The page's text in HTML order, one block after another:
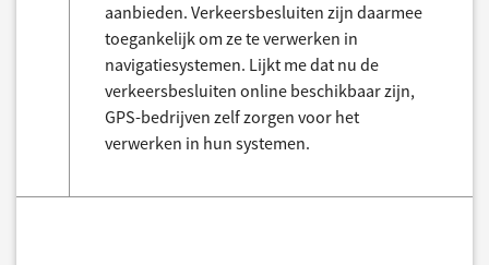
aanbieden. Verkeersbesluiten zijn daarmee
toegankelijk om ze te verwerken in
navigatiesystemen. Lijkt me dat nu de
verkeersbesluiten online beschikbaar zijn,
GPS-bedrijven zelf zorgen voor het
verwerken in hun systemen.